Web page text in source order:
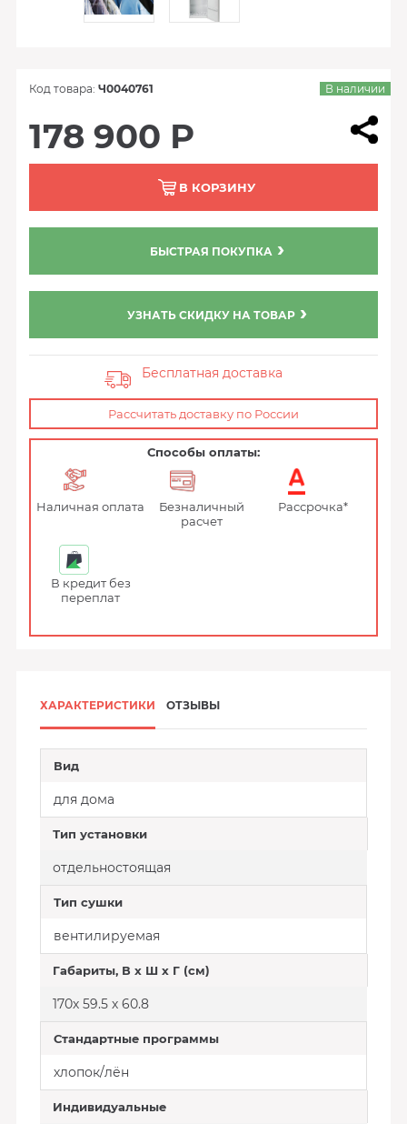
Код товара: Ч0040761 В наличии
178 900 Р
В КОРЗИНУ
БЫСТРАЯ ПОКУПКА
УЗНАТЬ СКИДКУ НА ТОВАР
Бесплатная доставка
Рассчитать доставку по России
Способы оплаты:
Наличная оплата
Безналичный
расчет
Рассрочка*
В кредит без
переплат
ХАРАКТЕРИСТИКИ ОТЗЫВЫ
Вид
для дома
Тип установки
отдельностоящая
Тип сушки
вентилируемая
Габариты, В х Ш х Г (см)
170х 59.5 х 60.8
Стандартные программы
хлопок/лён
Индивидуальные